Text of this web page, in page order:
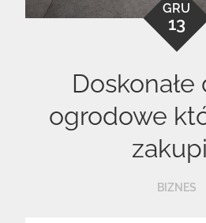
GRU
13
ogrodowe
BIZNES